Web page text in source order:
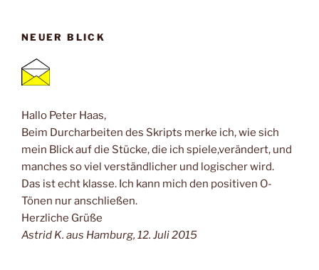
NEUER BLICK
Hallo Peter Haas,
Beim Durcharbeiten des Skripts merke ich, wie sich
mein Blick auf die Stücke, die ich spiele,verändert, und
manches so viel verständlicher und logischer wird.
Das ist echt klasse. Ich kann mich den positiven O-
Tönen nur anschließen.
Herzliche Grüße
Astrid K. aus Hamburg, 12. Juli 2015